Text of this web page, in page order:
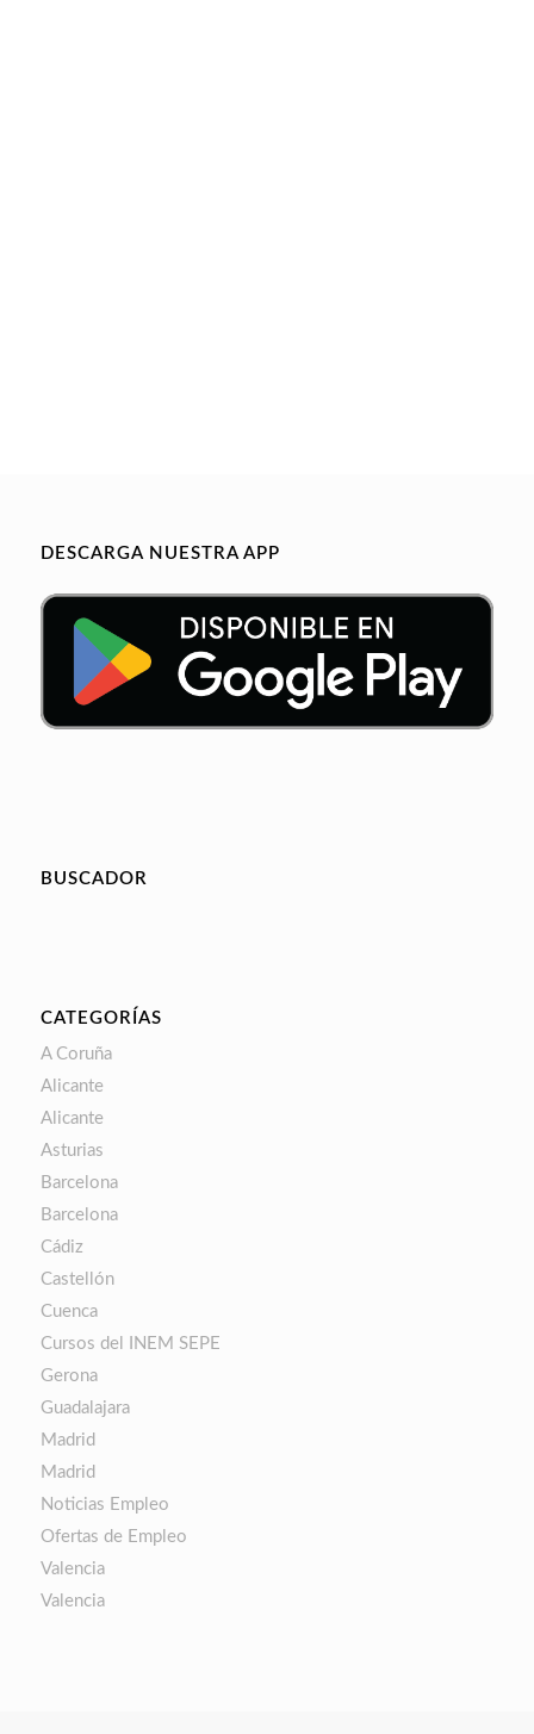
DESCARGA NUESTRA APP
BUSCADOR
CATEGORÍAS
A Coruña
Alicante
Alicante
Asturias
Barcelona
Barcelona
Cádiz
Castellón
Cuenca
Cursos del INEM SEPE
Gerona
Guadalajara
Madrid
Madrid
Noticias Empleo
Ofertas de Empleo
Valencia
Valencia